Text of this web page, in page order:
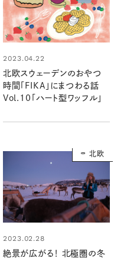
2023.04.22
北欧スウェーデンのおやつ
時間「FIKA」にまつわる話
Vol.10「ハート型ワッフル」
北欧
2023.02.28
絶景が広がる！ 北極圏の冬